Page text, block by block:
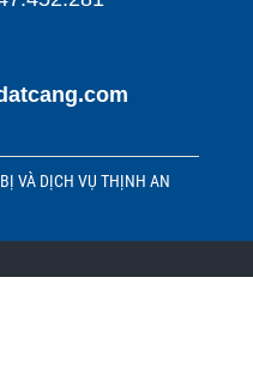
VÀ DỊCH VỤ THỊNH AN